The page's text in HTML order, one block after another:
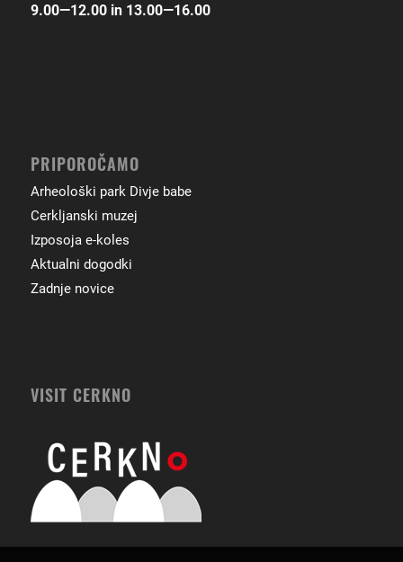
9.00―12.00 in 13.00―16.00
PRIPOROČAMO
Arheološki park Divje babe
Cerkljanski muzej
Izposoja e-koles
Aktualni dogodki
Zadnje novice
VISIT CERKNO